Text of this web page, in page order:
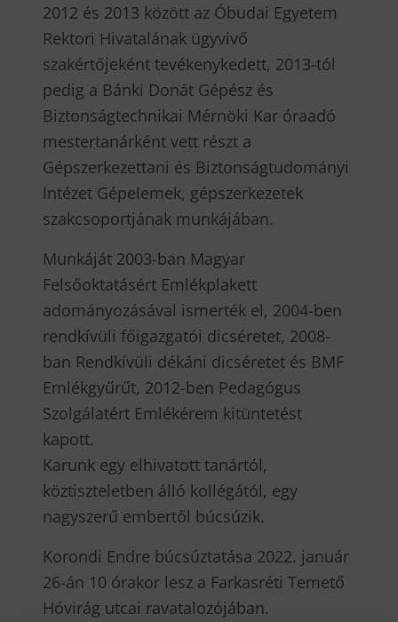
2012 és 2013 között az Óbudai Egyetem
Rektori Hivatalának ügyvivő
szakértőjeként tevékenykedett, 2013-tól
pedig a Bánki Donát Gépész és
Biztonságtechnikai Mérnöki Kar óraadó
mestertanárként vett részt a
Gépszerkezettani és Biztonságtudományi
Intézet Gépelemek, gépszerkezetek
szakcsoportjának munkájában.
Munkáját 2003-ban Magyar
Felsőoktatásért Emlékplakett
adományozásával ismerték el, 2004-ben
rendkívüli főigazgatói dicséretet, 2008-
ban Rendkívüli dékáni dicséretet és BMF
Emlékgyűrűt, 2012-ben Pedagógus
Szolgálatért Emlékérem kitüntetést
kapott.
Karunk egy elhivatott tanártól,
köztiszteletben álló kollégától, egy
nagyszerű embertől búcsúzik.
Korondi Endre búcsúztatása 2022. január
26-án 10 órakor lesz a Farkasréti Temető
Hóvirág utcai ravatalozójában.